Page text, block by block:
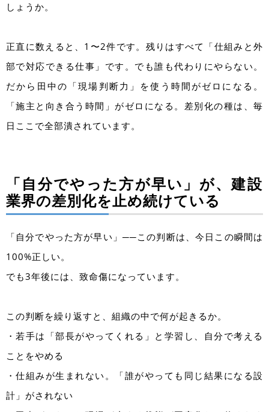
しょうか。
正直に数えると、1〜2件です。残りはすべて「仕組みと外
部で対応できる仕事」です。でも誰も代わりにやらない。
だから田中の「現場判断力」を使う時間がゼロになる。
「施主と向き合う時間」がゼロになる。差別化の種は、毎
日ここで全部潰されています。
「自分でやった方が早い」が、建設
業界の差別化を止め続けている
「自分でやった方が早い」──この判断は、今日この瞬間は
100%正しい。
でも3年後には、致命傷になっています。
この判断を繰り返すと、組織の中で何が起きるか。
・若手は「部長がやってくれる」と学習し、自分で考える
ことをやめる
・仕組みが生まれない。「誰がやっても同じ結果になる設
計」がされない